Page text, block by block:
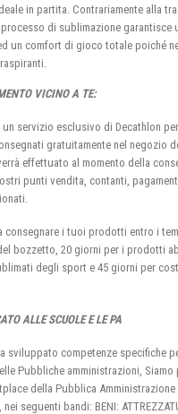
in partita. Contrariamente alla
di sublimazione garantisce
un comfort di gioco totale poiché
VICINO A TE:
un servizio esclusivo di Decathlon
gratuitamente nel negozio
effettuato al momento della
punti vendita, contanti,
consegnare i tuoi prodotti entro i
bozzetto, 20 giorni per i prodotti
degli sport e 45 giorni per
ALLE SCUOLE E LE PA
sviluppato competenze specifiche
Pubbliche amministrazioni,
della Pubblica Amministrazione
seguenti bandi: BENI: